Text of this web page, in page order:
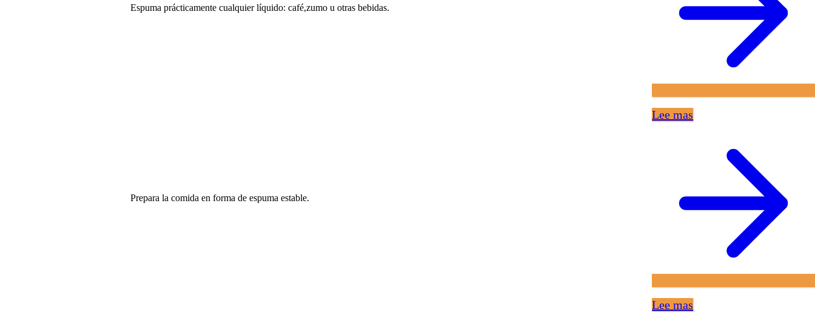
Espuma prácticamente cualquier líquido: café,zumo u otras bebidas.
Prepara la comida en forma de espuma estable.
Lee mas
Lee mas